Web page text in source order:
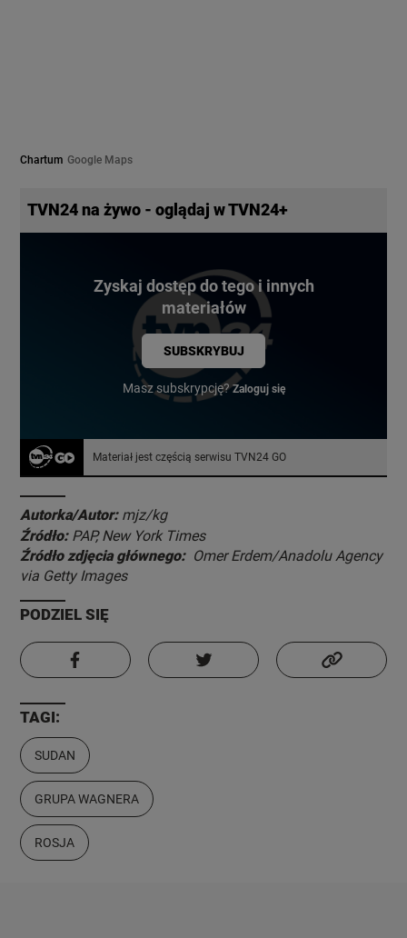
Chartum Google Maps
TVN24 na żywo - oglądaj w TVN24+
Zyskaj dostęp do tego i innych
materiałów
SUBSKRYBUJ
Masz subskrypcję? Zaloguj się
Materiał jest częścią serwisu TVN24 GO
Autorka/Autor: mjz/kg
Źródło: PAP, New York Times
Źródło zdjęcia głównego: Omer Erdem/Anadolu Agency
via Getty Images
PODZIEL SIĘ
TAGI:
SUDAN
GRUPA WAGNERA
ROSJA